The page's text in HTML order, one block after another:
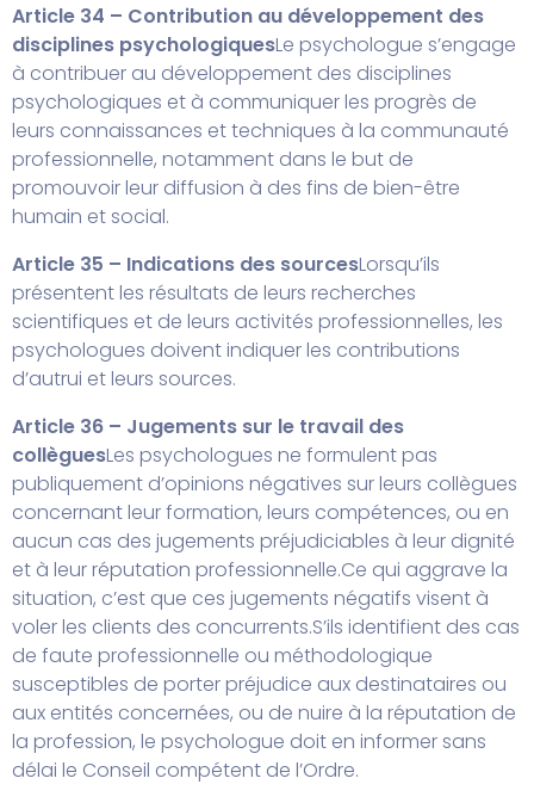
Article 34 – Contribution au développement des
disciplines psychologiquesLe psychologue s’engage
à contribuer au développement des disciplines
psychologiques et à communiquer les progrès de
leurs connaissances et techniques à la communauté
professionnelle, notamment dans le but de
promouvoir leur diffusion à des fins de bien-être
humain et social.
Article 35 – Indications des sourcesLorsqu’ils
présentent les résultats de leurs recherches
scientifiques et de leurs activités professionnelles, les
psychologues doivent indiquer les contributions
d’autrui et leurs sources.
Article 36 – Jugements sur le travail des
collèguesLes psychologues ne formulent pas
publiquement d’opinions négatives sur leurs collègues
concernant leur formation, leurs compétences, ou en
aucun cas des jugements préjudiciables à leur dignité
et à leur réputation professionnelle.Ce qui aggrave la
situation, c’est que ces jugements négatifs visent à
voler les clients des concurrents.S’ils identifient des cas
de faute professionnelle ou méthodologique
susceptibles de porter préjudice aux destinataires ou
aux entités concernées, ou de nuire à la réputation de
la profession, le psychologue doit en informer sans
délai le Conseil compétent de l’Ordre.